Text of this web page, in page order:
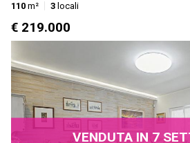
110 m² 3 locali
€ 219.000
VENDUTA IN 7